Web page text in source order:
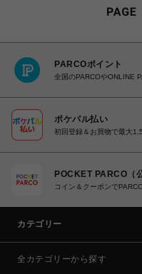
PARCOポイント
全国のPARCOやONLINE
ポケパル払い
初回登録＆お買物で最大
POCKET PARCO（
コイン＆クーポンで
カテゴリー
全カテゴリーから探す